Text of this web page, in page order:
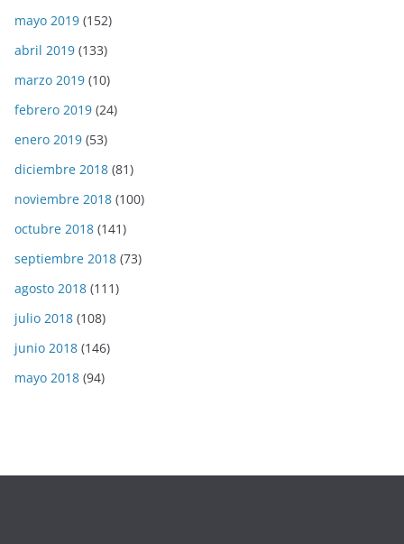
mayo 2019 (152)
abril 2019 (133)
marzo 2019 (10)
febrero 2019 (24)
enero 2019 (53)
diciembre 2018 (81)
noviembre 2018 (100)
octubre 2018 (141)
septiembre 2018 (73)
agosto 2018 (111)
julio 2018 (108)
junio 2018 (146)
mayo 2018 (94)